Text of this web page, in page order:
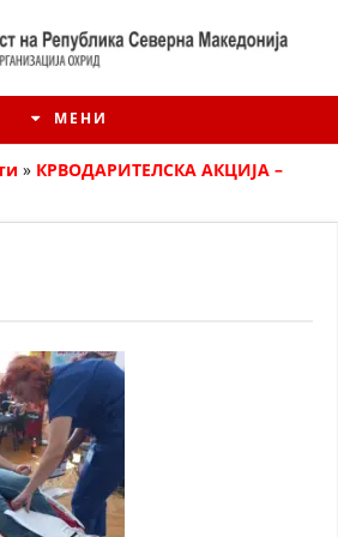
МЕНИ
НА ЦКРМ
НА ДВИЖЕЊЕТО
» КРВОДАРИТЕЛСКА АКЦИЈА –